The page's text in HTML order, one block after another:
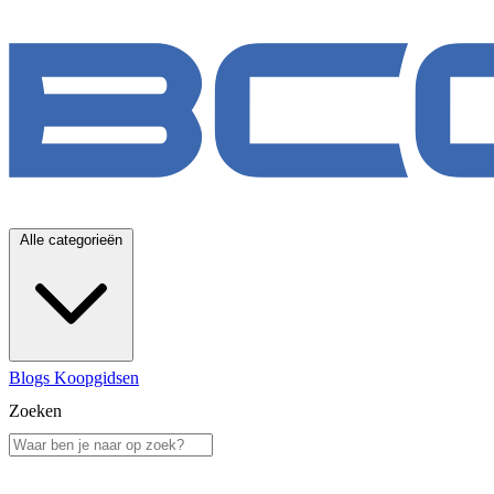
Alle categorieën
Blogs Koopgidsen
Zoeken